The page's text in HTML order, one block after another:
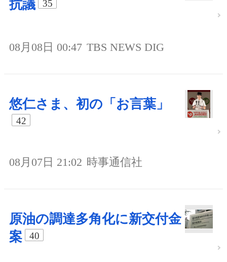
抗議 35
08月08日 00:47 TBS NEWS DIG
悠仁さま、初の「お言葉」
42
08月07日 21:02 時事通信社
原油の調達多角化に新交付金
案
40